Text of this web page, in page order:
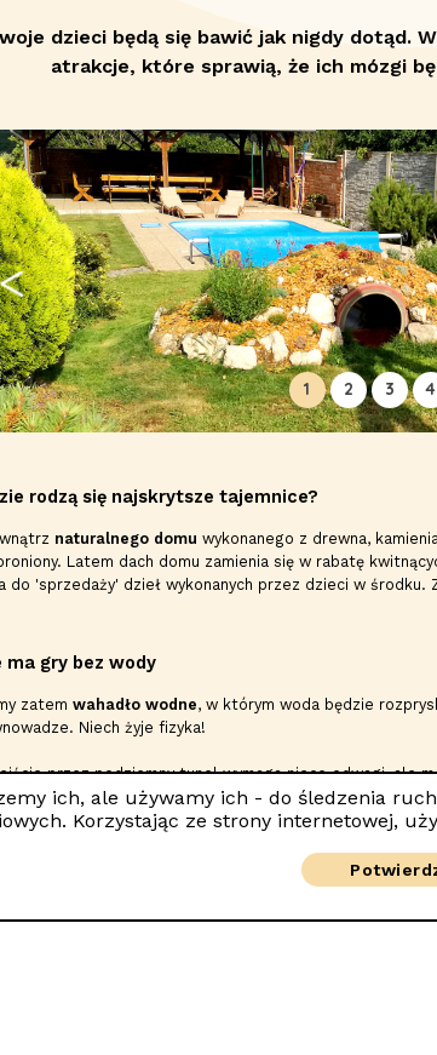
ich, ale używamy ich - do śledzenia
Korzystając ze strony internetowej,
dzieci będą się bawić jak nigdy dotąd.
atrakcje, które sprawią, że ich mózgi
1 2 3 4
rodzą się najskrytsze tajemnice?
naturalnego domu wykonanego z drewna,
Latem dach domu zamienia się w rabatę
do 'sprzedaży' dzieł wykonanych przez dzieci w
ma gry bez wody
zatem wahadło wodne, w którym woda będzie
Niech żyje fizyka!
przez podziemny tunel wymaga nieco odwagi, ale
motywację. Potem pozostaje już tylko
deszcz, pada deszcz, leje deszcz
dla dzieci wszystko się śmieje. Kto zdominuje